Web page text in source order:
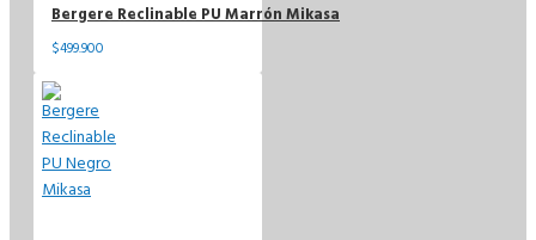
Bergere Reclinable PU Marrón Mikasa
$499.900